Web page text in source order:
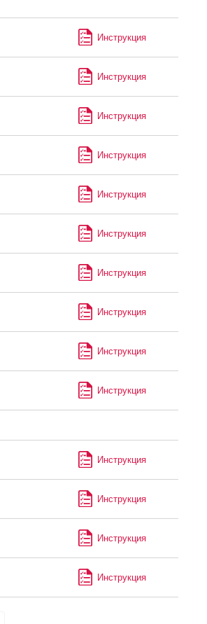
Инструкция
Инструкция
Инструкция
Инструкция
Инструкция
Инструкция
Инструкция
Инструкция
Инструкция
Инструкция
Инструкция
Инструкция
Инструкция
Инструкция